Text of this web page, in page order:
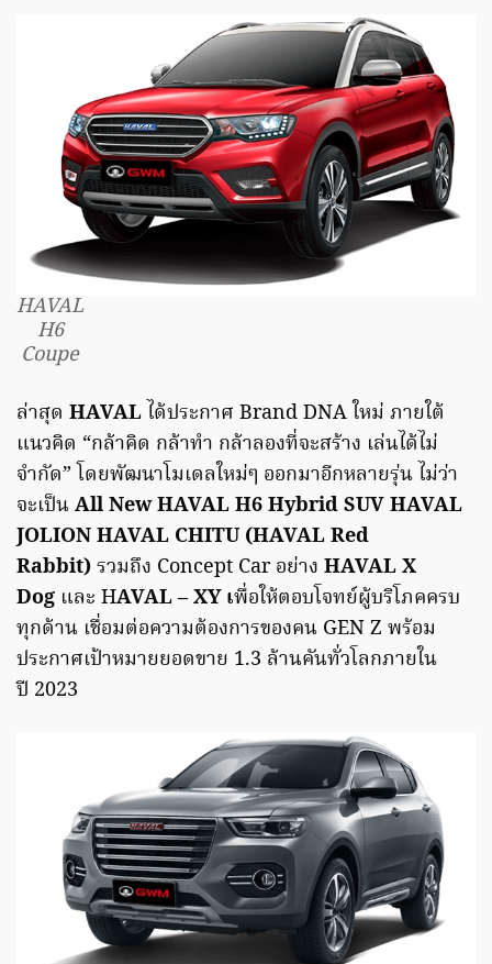
HAVAL
H6
Coupe
ล่าสุด HAVAL ได้ประกาศ Brand DNA ใหม่ ภายใต้
แนวคิด “กล้าคิด กล้าทำ กล้าลองที่จะสร้าง เล่นได้ไม่
จำกัด” โดยพัฒนาโมเดลใหม่ๆ ออกมาอีกหลายรุ่น ไม่ว่า
จะเป็นAll New HAVAL H6 Hybrid SUV HAVAL
JOLION HAVAL CHITU (HAVAL Red
Rabbit)รวมถึง Concept Car อย่าง HAVAL X
Dog และ HAVAL – XY เพื่อให้ตอบโจทย์ผู้บริโภคครบ
ทุกด้าน เชื่อมต่อความต้องการของคน GEN Z พร้อม
ประกาศเป้าหมายยอดขาย 1.3 ล้านคันทั่วโลกภายใน
ปี 2023